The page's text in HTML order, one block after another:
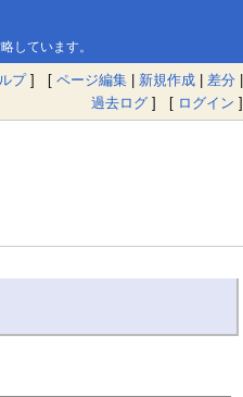
しています。
プ] [ ページ編集 | 新規作成 | 差分 |
過去ログ ] [ ログイン ]